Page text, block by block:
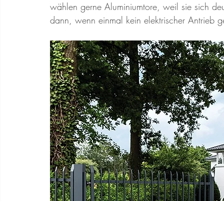
wählen gerne Aluminiumtore, weil sie sich
dann, wenn einmal kein elektrischer Antrieb